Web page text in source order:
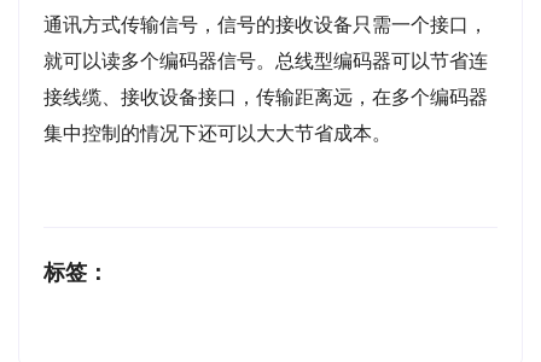
通讯方式传输信号，信号的接收设备只需一个接口，
就可以读多个编码器信号。总线型编码器可以节省连
接线缆、接收设备接口，传输距离远，在多个编码器
集中控制的情况下还可以大大节省成本。
标签：